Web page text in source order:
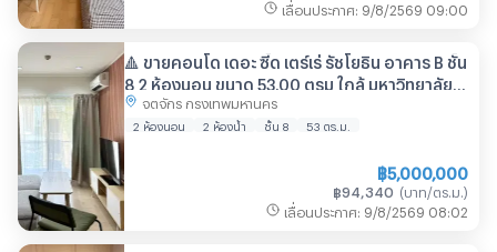
เลื่อนประกาศ : 9/8/2569 09:00
🔺 ขายคอนโด เดอะ ซี้ด เตร์เร่ รัชโยธิน อาคาร B ชั้น
8 2 ห้องนอน ขนาด 53.00 ตรม ใกล้ มหาวิทยาลัย
เกษตรศาสตร์
จตุจักร กรุงเทพมหานคร
2 ห้องนอน 2 ห้องน้ำ ชั้น 8 53 ตร.ม.
฿5,000,000
฿94,340 (บาท/ตร.ม. )
เลื่อนประกาศ : 9/8/2569 08:02